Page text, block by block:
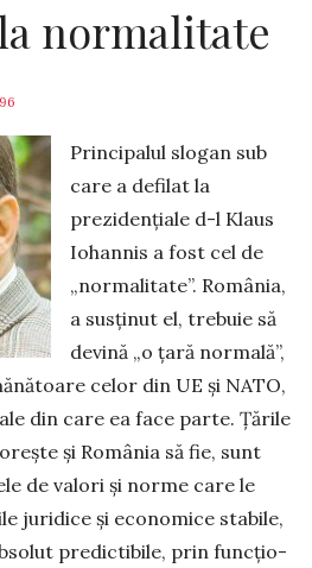
normalitate
Principalul slogan sub
care a defilat la
prezidențiale d-l Klaus
Iohannis a fost cel de
„normalitate”. România,
a susținut el, trebuie să
devină „o țară normală”,
celor din UE și NATO,
din care ea face parte. Țările
și România să fie, sunt
de valori și norme care le
juridice și economice stabile,
predictibile, prin funcțio­